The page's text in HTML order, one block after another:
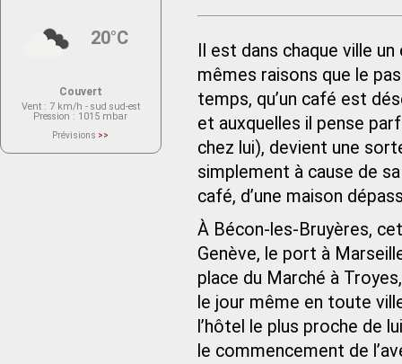
Il est dans chaque ville
mêmes raisons que le
temps, qu’un café est
et auxquelles il pense
chez lui), devient une
simplement à cause de
café, d’une maison
À Bécon-les-Bruyères,
Genève, le port à
place du Marché à
le jour même en toute
l’hôtel le plus proche de
le commencement de
20°C
Couvert
Vent : 7 km/h - sud sud-est
Pression : 1015 mbar
Prévisions >>
actuellement aucune prévision